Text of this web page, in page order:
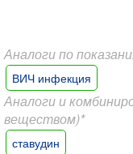
Аналоги по
ВИЧ инфекция
Аналоги и
веществом)*
ставудин